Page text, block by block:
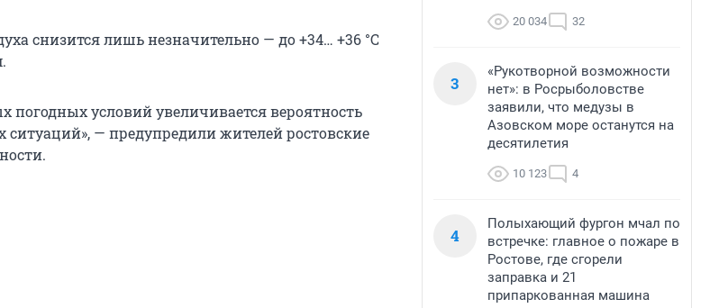
снизится лишь незначительно — до+34… +36 °C
погодных условий увеличивается вероятность
— предупредили жителей ростовские
20 034 32
3
«Рукотворной возможности
нет»: в Росрыболовстве
заявили, что медузы в
Азовском море останутся на
десятилетия
10 123 4
4
Полыхающий фургон мчал по
встречке: главное о пожаре в
Ростове, где сгорели
заправка и 21
припаркованная машина